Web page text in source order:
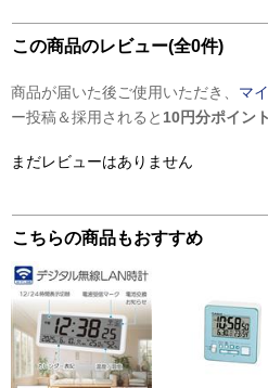
この商品のレビュー(全0件)
商品が届いた後ご使用いただき、 マ
ー投稿＆採用されると 10円分ポイント
まだレビューはありません
こちらの商品もおすすめ